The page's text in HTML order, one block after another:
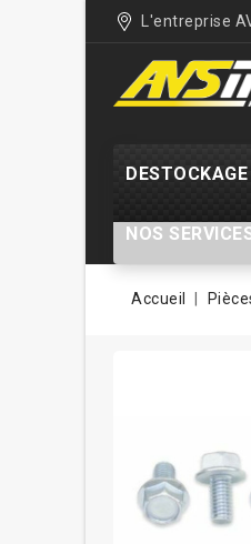
L'entreprise
DESTOCKAGE
NOS
Accueil